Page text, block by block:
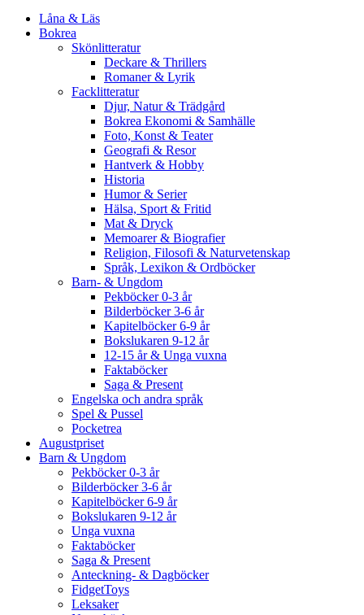
Låna & Läs
Bokrea
Skönlitteratur
Deckare & Thrillers
Romaner & Lyrik
Facklitteratur
Djur, Natur & Trädgård
Bokrea Ekonomi & Samhälle
Foto, Konst & Teater
Geografi & Resor
Hantverk & Hobby
Historia
Humor & Serier
Hälsa, Sport & Fritid
Mat & Dryck
Memoarer & Biografier
Religion, Filosofi & Naturvetenskap
Språk, Lexikon & Ordböcker
Barn- & Ungdom
Pekböcker 0-3 år
Bilderböcker 3-6 år
Kapitelböcker 6-9 år
Bokslukaren 9-12 år
12-15 år & Unga vuxna
Faktaböcker
Saga & Present
Engelska och andra språk
Spel & Pussel
Pocketrea
Augustpriset
Barn & Ungdom
Pekböcker 0-3 år
Bilderböcker 3-6 år
Kapitelböcker 6-9 år
Bokslukaren 9-12 år
Unga vuxna
Faktaböcker
Saga & Present
Anteckning- & Dagböcker
FidgetToys
Leksaker